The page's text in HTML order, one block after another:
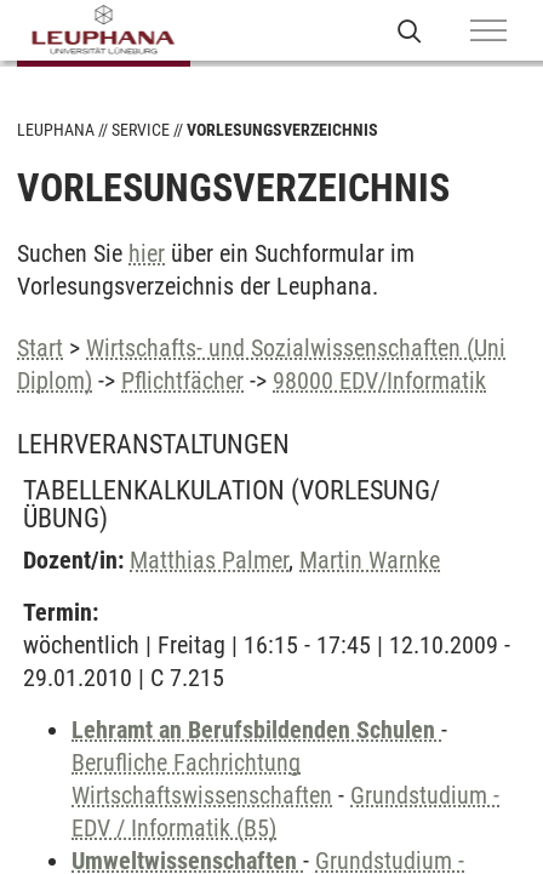
LEUPHANA SERVICE VORLESUNGSVERZEICHNIS
VORLESUNGSVERZEICHNIS
Suchen Sie hier über ein Suchformular im
Vorlesungsverzeichnis der Leuphana.
Start > Wirtschafts- und Sozialwissenschaften (Uni
Diplom) -> Pflichtfächer -> 98000 EDV/Informatik
LEHRVERANSTALTUNGEN
TABELLENKALKULATION (VORLESUNG/
ÜBUNG)
Dozent/in: Matthias Palmer, Martin Warnke
Termin:
wöchentlich | Freitag | 16:15 - 17:45 | 12.10.2009 -
29.01.2010 | C 7.215
Lehramt an Berufsbildenden Schulen -
Berufliche Fachrichtung
Wirtschaftswissenschaften - Grundstudium -
EDV / Informatik (B5)
Umweltwissenschaften - Grundstudium -